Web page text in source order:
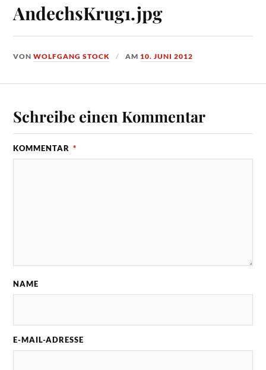
AndechsKrug1.jpg
VONWOLFGANG STOCK AM 10. JUNI 2012
Schreibe einen Kommentar
KOMMENTAR *
NAME
E-MAIL-ADRESSE